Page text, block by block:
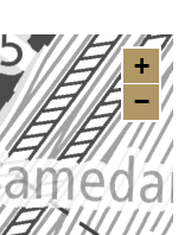
+
−